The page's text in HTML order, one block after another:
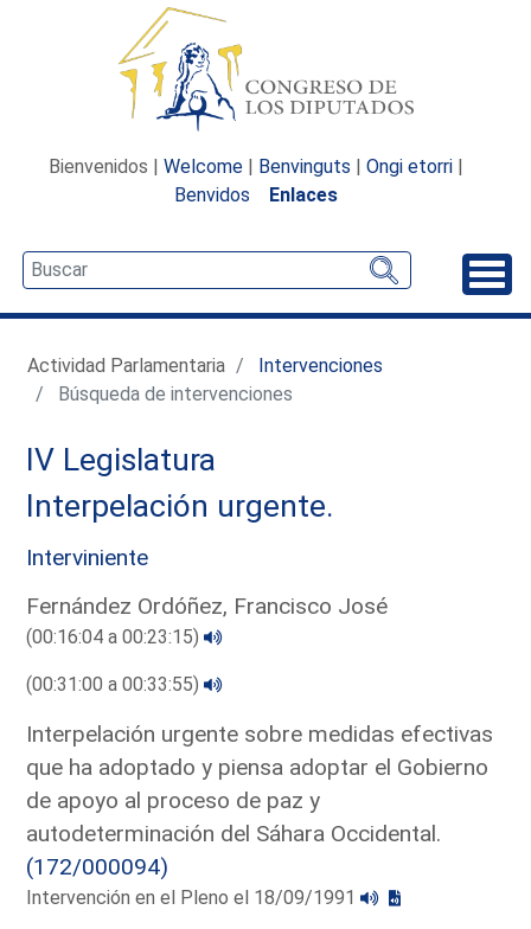
Bienvenidos | Welcome | Benvinguts | Ongi etorri |
Benvidos
Enlaces
Actividad Parlamentaria
Intervenciones
Búsqueda de intervenciones
IV Legislatura
Interpelación urgente.
Interviniente
Fernández Ordóñez, Francisco José
(00:16:04 a 00:23:15)
(00:31:00 a 00:33:55)
Interpelación urgente sobre medidas efectivas
que ha adoptado y piensa adoptar el Gobierno
de apoyo al proceso de paz y
autodeterminación del Sáhara Occidental.
(172/000094)
Intervención en el Pleno el 18/09/1991